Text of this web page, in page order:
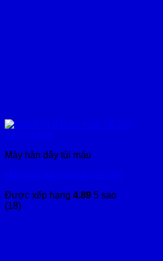
Xem nhanh
Máy hàn dây túi máu
Máy hàn dây túi máu SE250
Được xếp hạng 4.89 5 sao
(18)